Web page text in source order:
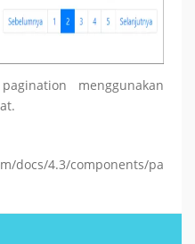
menggunakan
docs/4.3/components/pa